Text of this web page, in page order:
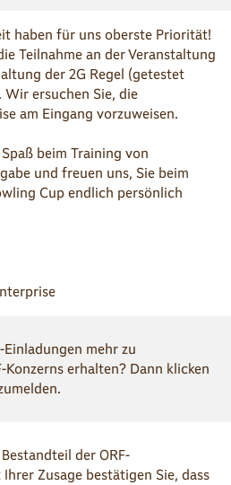
haben für uns oberste Priorität!
Teilnahme an der Veranstaltung
der 2G Regel (getestet
ersuchen Sie, die
am Eingang vorzuweisen.
beim Training von
und freuen uns, Sie beim
Cup endlich persönlich
Einladungen mehr zu
Konzerns erhalten? Dann klicken
der ORF-
Zusage bestätigen Sie, dass